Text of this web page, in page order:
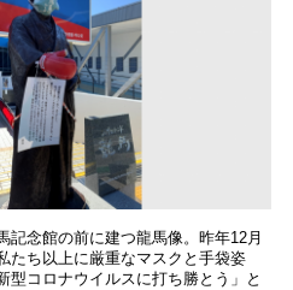
記念館の前に建つ龍馬像。昨年12月
たち以上に厳重なマスクと手袋姿
型コロナウイルスに打ち勝とう」と